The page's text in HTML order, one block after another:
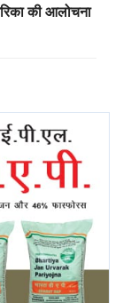
की आलोचना